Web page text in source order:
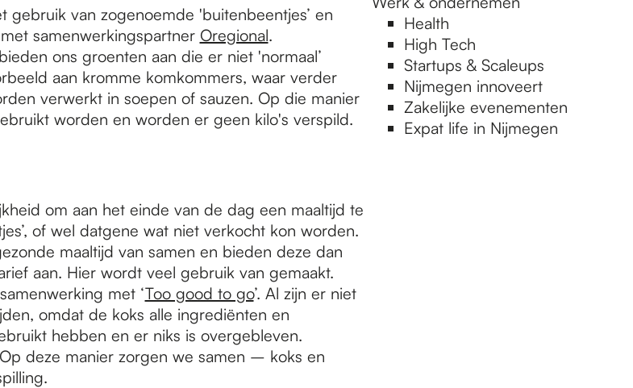
Health
High Tech
Startups & Scaleups
Nijmegen innoveert
Zakelijke evenementen
Expat life in Nijmegen
gebruik van zogenoemde 'buitenbeentjes’ en
samenwerkingspartner Oregional.
ons groenten aan die er niet 'normaal’
aan kromme komkommers, waar verder
verwerkt in soepen of sauzen. Op die manier
worden en worden er geen kilo's verspild.
om aan het einde van de dag een maaltijd te
of wel datgene wat niet verkocht kon worden.
maaltijd van samen en bieden deze dan
aan. Hier wordt veel gebruik van gemaakt.
met ‘Too good to go’. Al zijn er niet
omdat de koks alle ingrediënten en
hebben en er niks is overgebleven.
deze manier zorgen we samen – koks en